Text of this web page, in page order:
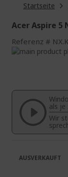
Startseite
Acer Aspire 5
Referenz
Zum
springen
Bildgalerie
springen
als je
Wir
AUSVERKAUFT